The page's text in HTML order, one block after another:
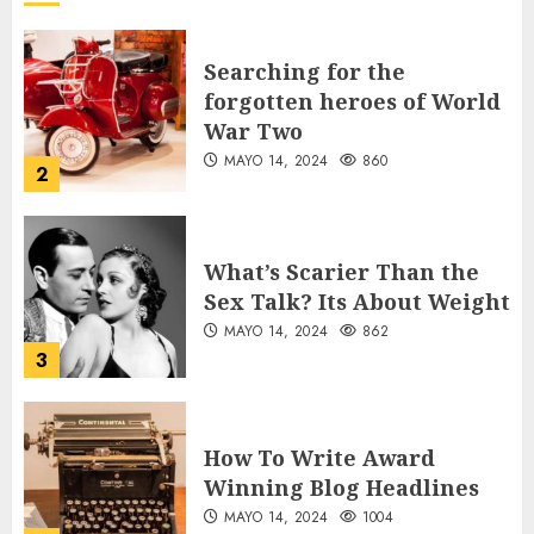
2
Searching for the
forgotten heroes of World
War Two
MAYO 14, 2024 860
3
What’s Scarier Than the
Sex Talk? Its About Weight
MAYO 14, 2024 862
How To Write Award
Winning Blog Headlines
MAYO 14, 2024 1004